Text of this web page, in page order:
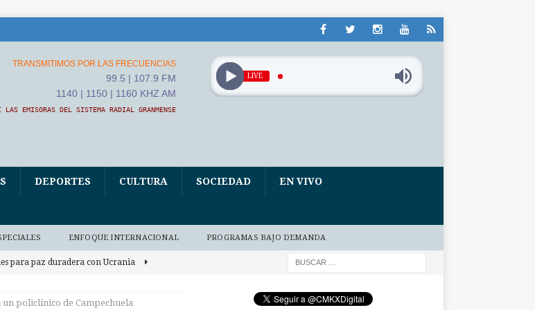
TRANSMITIMOS POR LAS FRECUENCIAS
99.5 | 107.9 FM
1140 | 1150 | 1160 KHZ AM
LAS EMISORAS DEL SISTEMA RADIAL GRANMENSE
LIVE
DEPORTES CULTURA SOCIEDAD EN VIVO
ENFOQUE INTERNACIONAL PROGRAMAS BAJO DEMANDA
para paz duradera con Ucrania
un policlínico de Campechuela